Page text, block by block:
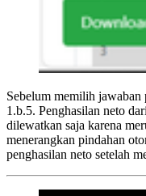
Sebelum memilih jawaban
1.b.5. Penghasilan neto
dilewatkan saja karena
menerangkan pindahan
penghasilan neto setelah